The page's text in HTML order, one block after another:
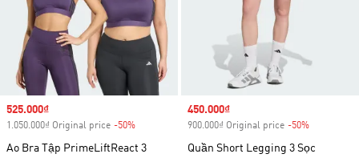
Sale price
525.000₫
1.050.000₫ Original price -50%
Ao Bra Tập PrimeLiftReact 3
Sale price
450.000₫
900.000₫ Original price -50%
Quần Short Legging 3 Sọc